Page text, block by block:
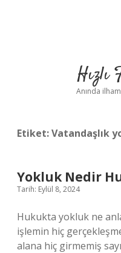
Hızlı
Anında
Etiket:Vatandaşlık
Yokluk Nedir
Tarih: Eylül 8, 2024
Hukukta yokluk ne
işlemin hiç
alana hiç girmemiş